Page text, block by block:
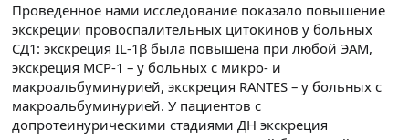
Проведенное нами исследование показало повышение
экскреции провоспалительных цитокинов у больных
СД1: экскреция IL-1β была повышена при любой ЭАМ,
экскреция MCP-1 – у больных с микро- и
макроальбуминурией, экскреция RANTES – у больных с
макроальбуминурией. У пациентов с
допротеинурическими стадиями ДН экскреция